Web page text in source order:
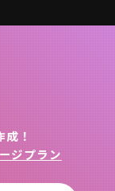
！
ジプラン